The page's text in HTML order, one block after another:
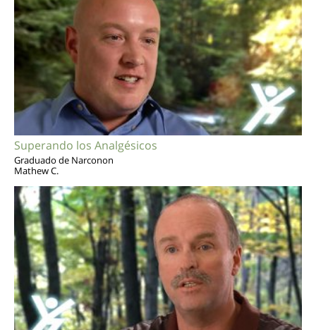
Superando los Analgésicos
Graduado de Narconon
Mathew C.